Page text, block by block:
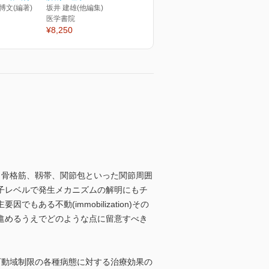
文(編著)
坂井 建雄(他編集)
医学書院
¥8,250
格筋、靱帯、関節包といった関節周囲
ベルで発生メカニズムの解明にもチ
要因でもある不動(immobilization)その
るうえでどのような点に留意すべき
域制限の各種病態に対する治療効果の